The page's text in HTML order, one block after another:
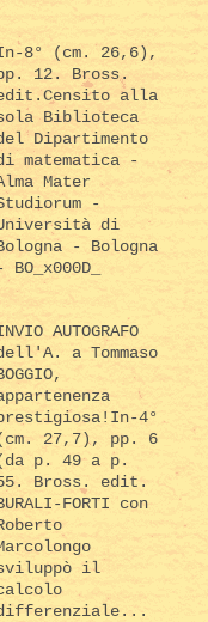
8° (cm. 26,6),
12. Bross.
alla
Biblioteca
Dipartimento
matematica -
Mater
-
di
- Bologna
BO_x000D_
AUTOGRAFO
a Tommaso
4°
27,7), pp. 6
p. 49 a p.
Bross. edit.
FORTI con
il